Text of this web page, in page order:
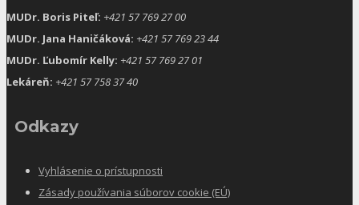
MUDr. Boris Piteľ: +421 57 769 27 00
MUDr. Jana Haničáková: +421 57 769 23 44
MUDr. Ľubomír Kelly: +421 57 769 27 01
Lekáreň: +421 57 758 37 40
Odkazy
Vyhlásenie o prístupnosti
Zásady používania súborov cookie (EÚ)